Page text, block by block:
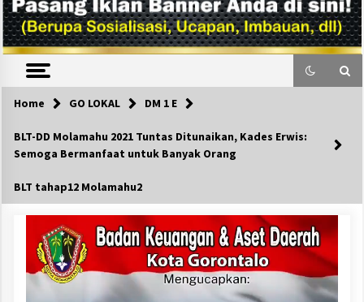
Home GO LOKAL DM 1 E
BLT-DD Molamahu 2021 Tuntas Ditunaikan, Kades Erwis:
Semoga Bermanfaat untuk Banyak Orang
BLT tahap12 Molamahu2